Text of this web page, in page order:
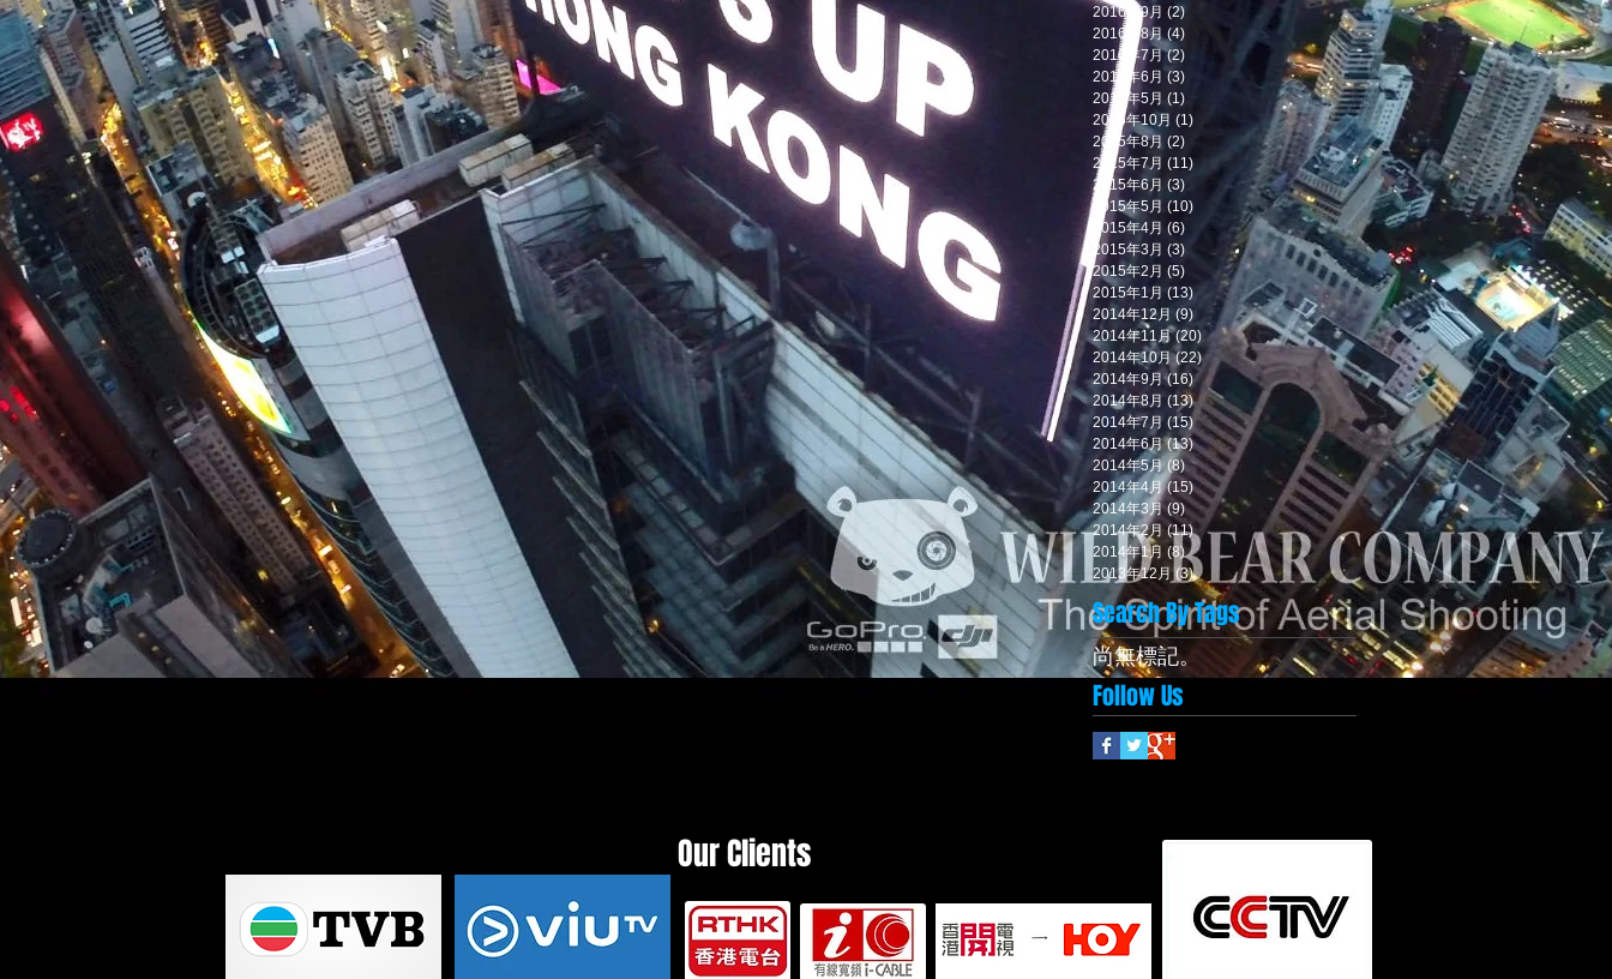
2016年9月 (2)
2016年8月 (4)
2016年7月 (2)
2016年6月 (3)
2016年5月 (1)
2015年10月 (1)
2015年8月 (2)
2015年7月 (11) 11 篇文章
2015年6月 (3) 3 篇文章
2015年5月 (10) 10 篇文章
2015年4月 (6) 6 篇文章
2015年3月 (3) 3 篇文章
2015年2月 (5) 5 篇文章
2015年1月 (13)13 篇文章
2014年12月 (9)9 篇文章
2014年11月 (20)20 篇文章
2014年10月 (22)22 篇文章
2014年9月 (16)16 篇文章
2014年8月 (13)13 篇文章
2014年7月 (15)15 篇文章
2014年6月 (13)13 篇文章
2014年5月 (8)8 篇文章
2014年4月 (15)15 篇文章
2014年3月 (9)9 篇文章
2014年2月 (11)11 篇文章
2014年1月 (8)8 篇文章
2013年12月 (3)3 篇文章
Search By Tags
尚無標記。
Follow Us
Our Clients